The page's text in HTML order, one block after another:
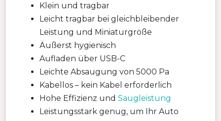
Klein und tragbar
Leicht tragbar bei gleichbleibender
Leistung und Miniaturgröße
Äußerst hygienisch
Aufladen über USB-C
Leichte Absaugung von 5000 Pa
Kabellos – kein Kabel erforderlich
Hohe Effizienz und Saugleistung
Leistungsstark genug, um Ihr Auto